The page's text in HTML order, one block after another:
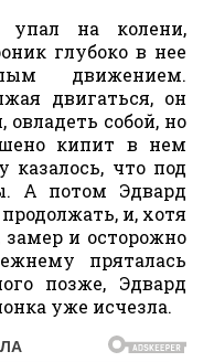
упал на колени,
глубоко в нее
движением.
двигаться, он
овладеть собой, но
кипит в нем
казалось, что под
А потом Эдвард
и, хотя
и осторожно
пряталась
позже, Эдвард
уже исчезла.